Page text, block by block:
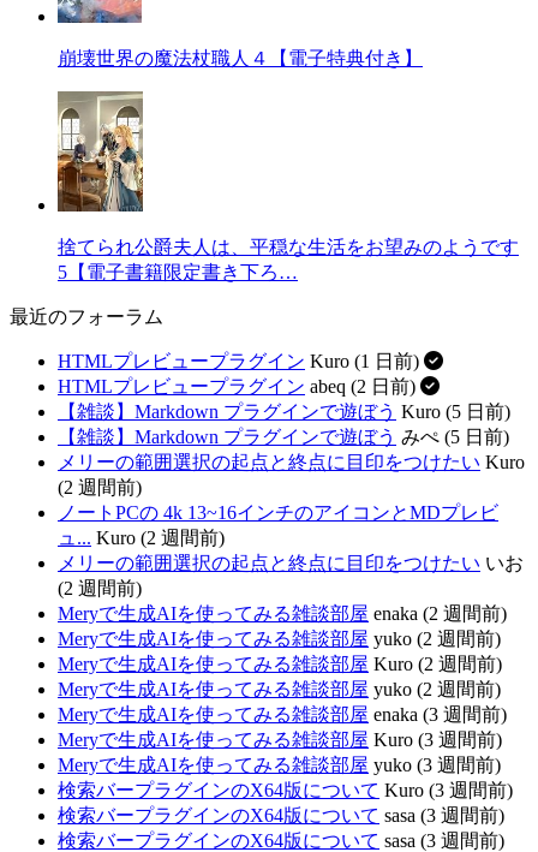
崩壊世界の魔法杖職人４【電子特典付き】
捨てられ公爵夫人は、平穏な生活をお望みのようです
5【電子書籍限定書き下ろ…
最近のフォーラム
HTMLプレビュープラグイン Kuro (1 日前)
HTMLプレビュープラグイン abeq (2 日前)
【雑談】Markdown プラグインで遊ぼう Kuro (5 日前)
【雑談】Markdown プラグインで遊ぼう みぺ (5 日前)
メリーの範囲選択の起点と終点に目印をつけたい Kuro
(2 週間前)
ノートPCの 4k 13~16インチのアイコンとMDプレビ
ュ... Kuro (2 週間前)
メリーの範囲選択の起点と終点に目印をつけたい いお
(2 週間前)
Meryで生成AIを使ってみる雑談部屋 enaka (2 週間前)
Meryで生成AIを使ってみる雑談部屋 yuko (2 週間前)
Meryで生成AIを使ってみる雑談部屋 Kuro (2 週間前)
Meryで生成AIを使ってみる雑談部屋 yuko (2 週間前)
Meryで生成AIを使ってみる雑談部屋 enaka (3 週間前)
Meryで生成AIを使ってみる雑談部屋 Kuro (3 週間前)
Meryで生成AIを使ってみる雑談部屋 yuko (3 週間前)
検索バープラグインのX64版について Kuro (3 週間前)
検索バープラグインのX64版について sasa (3 週間前)
検索バープラグインのX64版について sasa (3 週間前)